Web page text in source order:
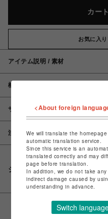
カー
お気に入
アイテム説明 / 素材
概要
サイズ
注意事項
シェアする
<About foreign
We will translate the
automatic translation service.
Since this service is an
translated correctly and may
page before translation.
In addition, we do not take
indirect damage caused by
understanding in advance.
Switch